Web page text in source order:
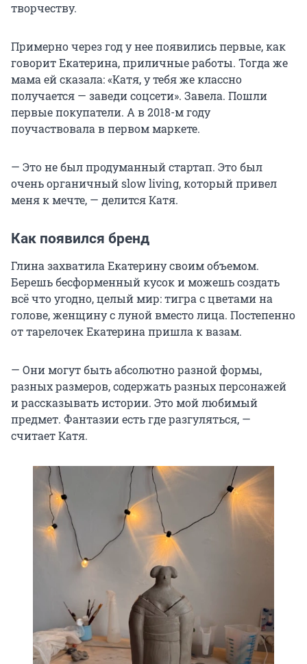
творчеству.
Примерно через год у нее появились первые, как
говорит Екатерина, приличные работы. Тогда же
мама ей сказала: «Катя, у тебя же классно
получается — заведи соцсети». Завела. Пошли
первые покупатели. А в 2018-м году
поучаствовала в первом маркете.
— Это не был продуманный стартап. Это был
очень органичный slow living, который привел
меня к мечте, — делится Катя.
Как появился бренд
Глина захватила Екатерину своим объемом.
Берешь бесформенный кусок и можешь создать
всё что угодно, целый мир: тигра с цветами на
голове, женщину с луной вместо лица. Постепенно
от тарелочек Екатерина пришла к вазам.
— Они могут быть абсолютно разной формы,
разных размеров, содержать разных персонажей
и рассказывать истории. Это мой любимый
предмет. Фантазии есть где разгуляться, —
считает Катя.